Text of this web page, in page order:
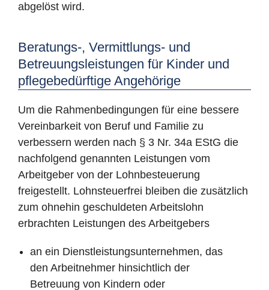
abgelöst wird.
Beratungs-, Vermittlungs- und
Betreuungsleistungen für Kinder und
pflegebedürftige Angehörige
Um die Rahmenbedingungen für eine bessere
Vereinbarkeit von Beruf und Familie zu
verbessern werden nach § 3 Nr. 34a EStG die
nachfolgend genannten Leistungen vom
Arbeitgeber von der Lohnbesteuerung
freigestellt. Lohnsteuerfrei bleiben die zusätzlich
zum ohnehin geschuldeten Arbeitslohn
erbrachten Leistungen des Arbeitgebers
an ein Dienstleistungsunternehmen, das
den Arbeitnehmer hinsichtlich der
Betreuung von Kindern oder